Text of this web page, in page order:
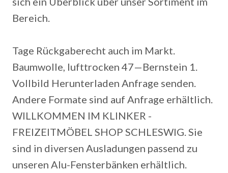
Bereich.
Tage Rückgaberecht auch im Markt.
Baumwolle, lufttrocken 47—Bernstein 1.
Vollbild Herunterladen Anfrage senden.
Andere Formate sind auf Anfrage erhältlich.
WILLKOMMEN IM KLINKER -
FREIZEITMÖBEL SHOP SCHLESWIG. Sie
sind in diversen Ausladungen passend zu
unseren Alu-Fensterbänken erhältlich.